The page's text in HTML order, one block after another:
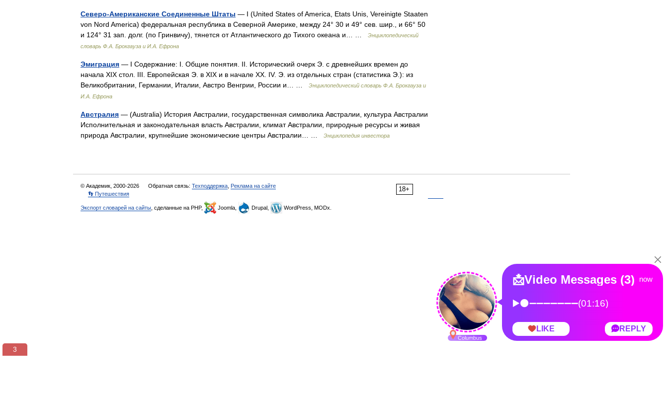
Северо-Американские Соединенные Штаты — I (United States of America, Etats Unis, Vereinigte Staaten
von Nord America) федеральная республика в Северной Америке, между 24° 30 и 49° сев. шир., и 66° 50
и 124° 31 зап. долг. (по Гринвичу), тянется от Атлантического до Тихого океана и… …
Энциклопедический
словарь Ф.А. Брокгауза и И.А. Ефрона
Эмиграция — I Содержание: I. Общие понятия. II. Исторический очерк Э. с древнейших времен до
начала XIX стол. III. Европейская Э. в XIX и в начале XX. IV. Э. из отдельных стран (статистика Э.): из
Великобритании, Германии, Италии, Австро Венгрии, России и… …
Энциклопедический словарь Ф.А. Брокгауза и
И.А. Ефрона
Австралия — (Australia) История Австралии, государственная символика Австралии, культура Австралии
Исполнительная и законодательная власть Австралии, климат Австралии, природные ресурсы и живая
природа Австралии, крупнейшие экономические центры Австралии… …
Энциклопедия инвестора
18+
© Академик, 2000-2026 Обратная связь: Техподдержка Реклама на сайте
👣 Путешествия
Экспорт словарей на сайты , сделанные на PHP, Joomla, Drupal, WordPress, MODx.
3